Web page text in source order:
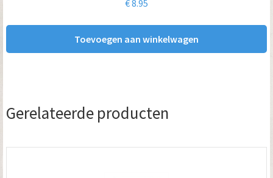
€8.95
Toevoegen aan winkelwagen
Gerelateerde producten